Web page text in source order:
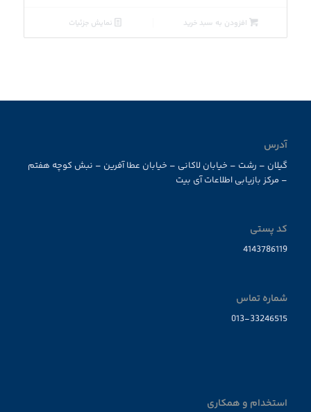
افزودن به سبد خرید نمایش جزئیات
آدرس
گیلان – رشت – خیابان لاکانی – خیابان عطا آفرین – نبش کوچه هفتم
– مرکز بازیابی اطلاعات آی بیت
کد پستی
4143786119
شماره تماس
013-33246515
استخدام و همکاری